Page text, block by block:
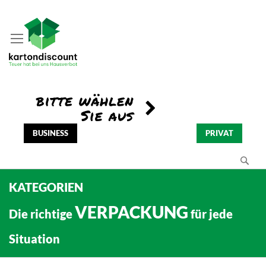
BUSINESS PRIVAT
KATEGORIEN
Die richtigeVERPACKUNG für jede
Situation